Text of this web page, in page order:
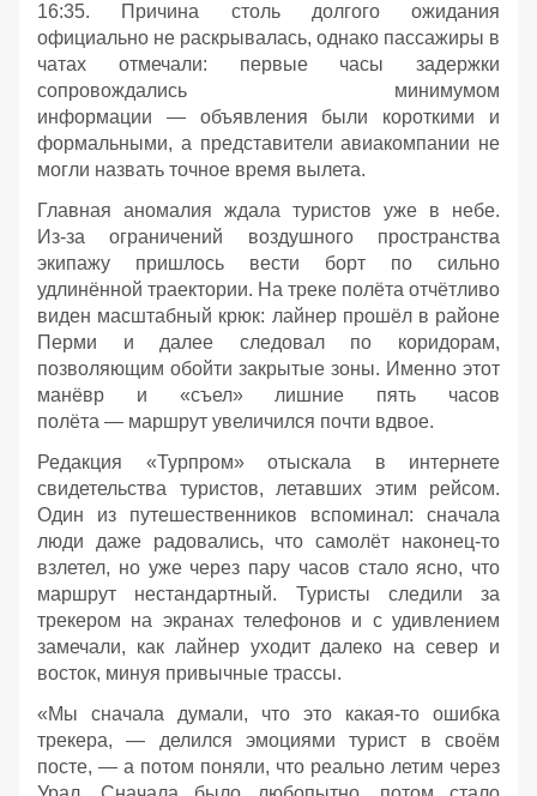
16:35. Причина столь долгого ожидания
официально не раскрывалась, однако пассажиры в
чатах отмечали: первые часы задержки
сопровождались минимумом
информации — объявления были короткими и
формальными, а представители авиакомпании не
могли назвать точное время вылета.
Главная аномалия ждала туристов уже в небе.
Из‑за ограничений воздушного пространства
экипажу пришлось вести борт по сильно
удлинённой траектории. На треке полёта отчётливо
виден масштабный крюк: лайнер прошёл в районе
Перми и далее следовал по коридорам,
позволяющим обойти закрытые зоны. Именно этот
манёвр и «съел» лишние пять часов
полёта — маршрут увеличился почти вдвое.
Редакция «Турпром» отыскала в интернете
свидетельства туристов, летавших этим рейсом.
Один из путешественников вспоминал: сначала
люди даже радовались, что самолёт наконец‑то
взлетел, но уже через пару часов стало ясно, что
маршрут нестандартный. Туристы следили за
трекером на экранах телефонов и с удивлением
замечали, как лайнер уходит далеко на север и
восток, минуя привычные трассы.
«Мы сначала думали, что это какая‑то ошибка
трекера, — делился эмоциями турист в своём
посте, — а потом поняли, что реально летим через